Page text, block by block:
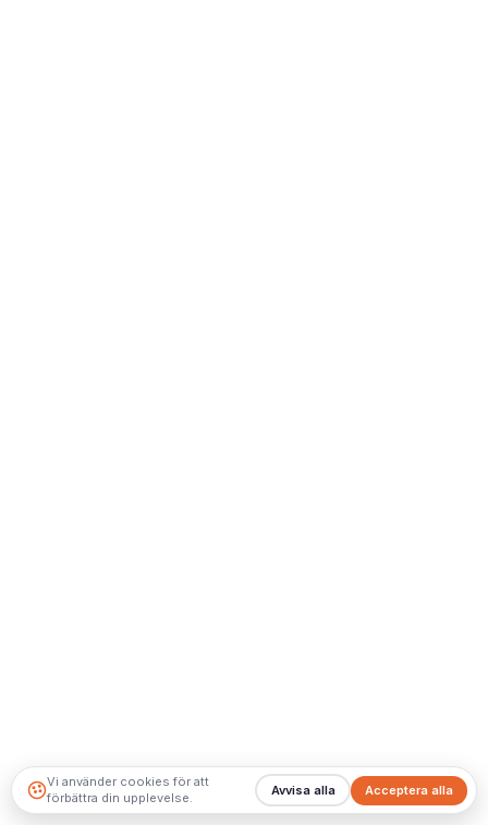
Vi använder cookies för att
förbättra din upplevelse.
Acceptera alla
Avvisa alla